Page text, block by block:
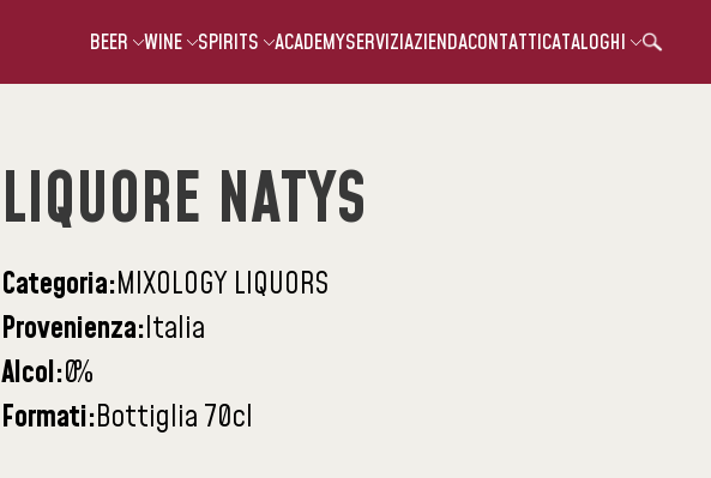
BEER WINE SPIRITS ACADEMYSERVIZIAZIENDACONTATTICATALOGHI
LIQUORE NATYS
Categoria:MIXOLOGY LIQUORS
Provenienza:Italia
Alcol:0%
Formati:Bottiglia 70cl